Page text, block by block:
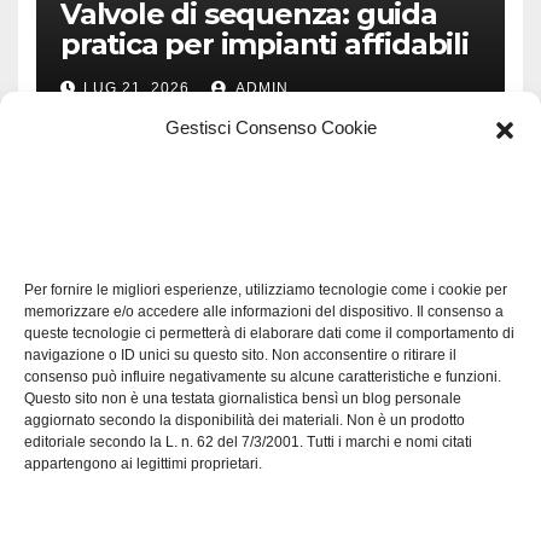
Gestisci Consenso Cookie
Per fornire le migliori esperienze, utilizziamo tecnologie come i cookie per
memorizzare e/o accedere alle informazioni del dispositivo. Il consenso a
queste tecnologie ci permetterà di elaborare dati come il comportamento di
navigazione o ID unici su questo sito. Non acconsentire o ritirare il
consenso può influire negativamente su alcune caratteristiche e funzioni.
Questo sito non è una testata giornalistica bensì un blog personale
aggiornato secondo la disponibilità dei materiali. Non è un prodotto
editoriale secondo la L. n. 62 del 7/3/2001. Tutti i marchi e nomi citati
appartengono ai legittimi proprietari.
Valvole di sequenza: guida
pratica per impianti affidabili
LUG 21, 2026 ADMIN
guida pratica alla scelta
efficace
LUG 17, 2026 ADMIN